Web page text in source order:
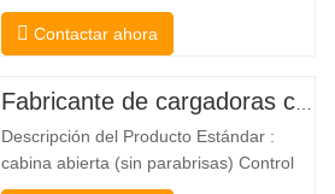
mercancías largas. Una auténtica
carretilla elevadora dos en uno que
elevadora y una de carga lateral. Su
silencioso y ecológico motor eléctrico y
la innovadora dirección HX de 360°
permiten…
Contactar ahora
Descripción del Producto Estándar :
cabina abierta (sin parabrisas) Control
Mecánico Acoplador y enganche rápido